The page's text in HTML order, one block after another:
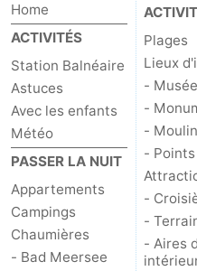
côte
-
Knokke-
Heist
-
Zeebrugge
-
Blankenberge
-
Wenduine
Météo
Contact
Home
ACTIVITÉS
Station Balnéaire
Astuces
Avec les enfants
Météo
PASSER LA NUIT
Appartements
Campings
Chaumières
- Bad Meersee
Plages
Lieux
-
-
-
-
-
-
- Aires